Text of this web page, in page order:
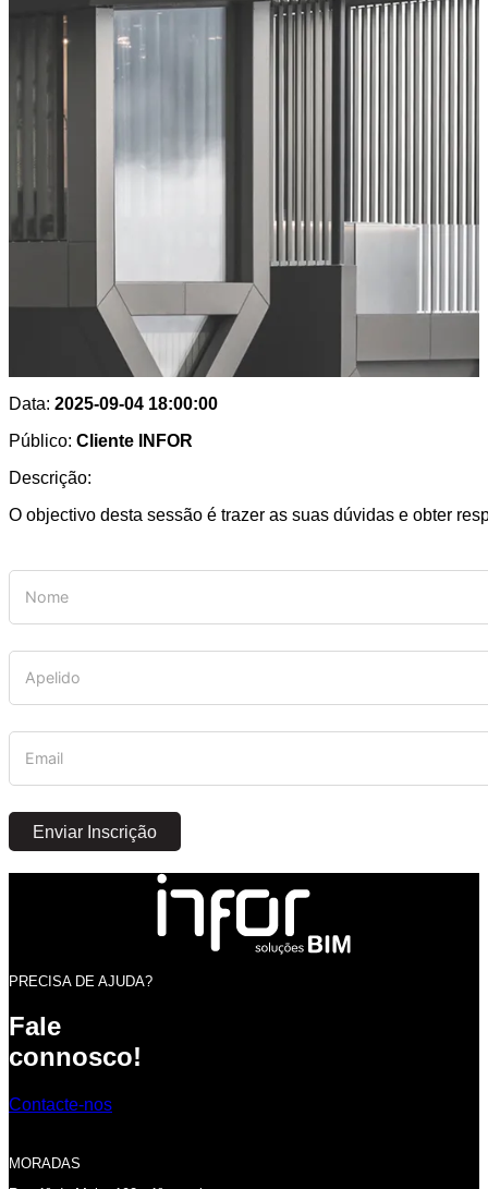
Data: 2025-09-04 18:00:00
Público: Cliente INFOR
Descrição:
O objectivo desta sessão é trazer as suas dúvidas e obter
Enviar Inscrição
PRECISA DE AJUDA?
Fale
connosco!
Contacte-nos
MORADAS